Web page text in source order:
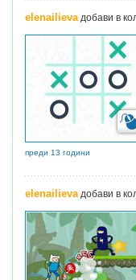
elenailievaдобави в
преди 13 години
elenailievaдобави в